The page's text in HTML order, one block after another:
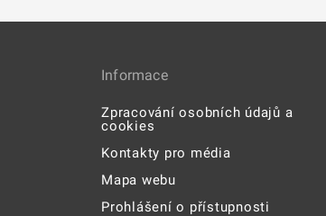
Informace
Zpracování osobních údajů a
cookies
Kontakty pro média
Mapa webu
Prohlášení o přístupnosti